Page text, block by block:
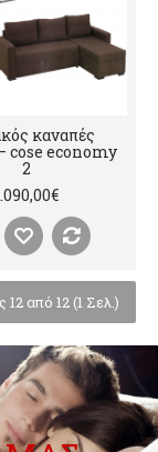
καναπές
cose economy
2
από 12 (1 Σελ.)